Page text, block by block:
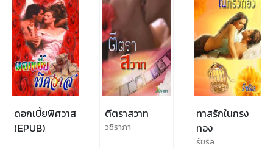
ดอกเบี้ยพิศวาส
(EPUB)
ตีตราสวาท
วชิราภา
ทาสรักในกรง
ทอง
รัชริล